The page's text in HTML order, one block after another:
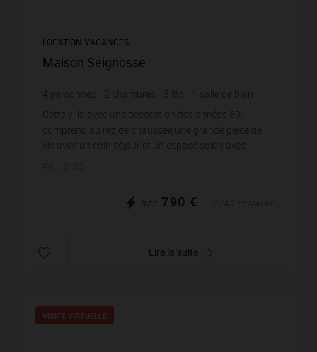
LOCATION VACANCES
Maison Seignosse
4 personnes 2 chambres 3 lits
salle de bain
Cette villa avec une décoration des années 80,
comprend au rez de chaussée une grande pièce de
vie avec un coin séjour et un espace salon avec
DÈS 790 €
Lire la suite
VISITE VIRTUELLE